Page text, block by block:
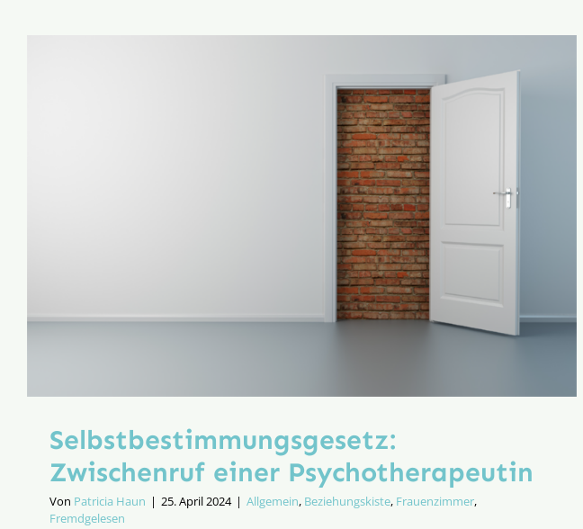
Selbstbestim­mungsgesetz:
Zwischenruf einer Psycho­therapeutin
Von Patricia Haun | 25. April 2024 | Allgemein, Beziehungskiste, Frauenzimmer,
Fremdgelesen